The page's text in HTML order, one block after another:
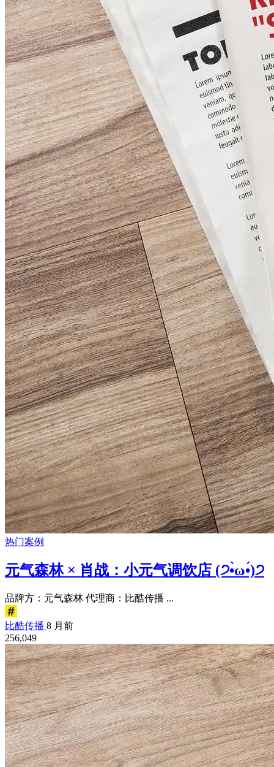
热门案例
元气森林 × 肖战：小元气调饮店 (੭•̀ω•́)੭
品牌方：元气森林 代理商：比酷传播 ...
比酷传播 8 月前
256,049